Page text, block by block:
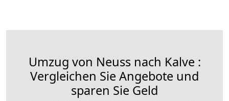
Umzug von Neuss nach Kalve :
Vergleichen Sie Angebote und
sparen Sie Geld